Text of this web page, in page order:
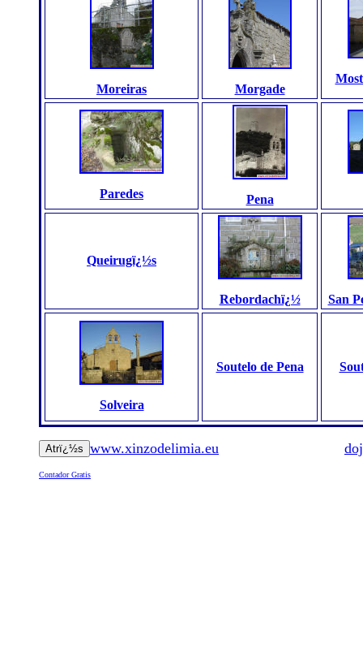
Moreiras Morgade
Paredes Pena
Queirugï¿½s
Rebordachï¿½ San
Solveira
Soutelo de Pena
www.xinzodelimia.eu
Contador Gratis